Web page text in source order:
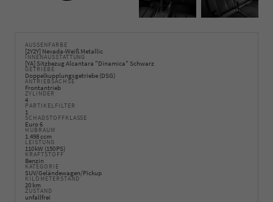
AUSSENFARBE
[2Y2Y] Nevada-Weiß Metallic
INNENAUSSTATTUNG
[YA] Sitzbezug Alcantara "Dinamica" Schwarz
GETRIEBE
Doppelkupplungsgetriebe (DSG)
ANTRIEBSACHSE
Frontantrieb
ZYLINDER
4
PARTIKELFILTER
1
SCHADSTOFFKLASSE
Euro 6
HUBRAUM
1.498 ccm
LEISTUNG
110 kW (150 PS)
KRAFTSTOFF
Benzin
KATEGORIE
SUV/Geländewagen/Pickup
KILOMETERSTAND
20 km
ZUSTAND
unfallfrei